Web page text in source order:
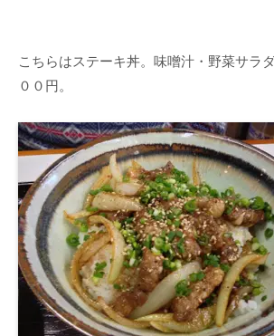
こちらはステーキ丼。味噌汁・野菜サラ
００円。